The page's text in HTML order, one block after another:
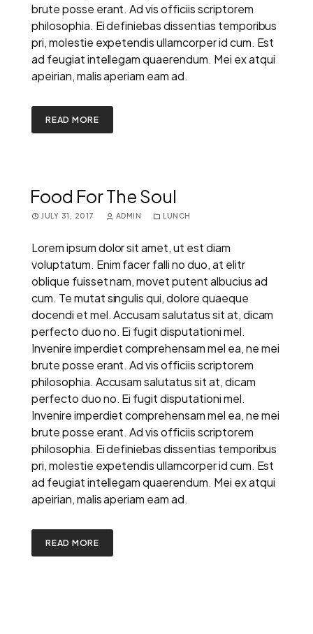
brute posse erant. Ad vis officiis scriptorem
philosophia. Ei definiebas dissentias temporibus
pri, molestie expetendis ullamcorper id cum. Est
ad feugiat intellegam quaerendum. Mei ex atqui
apeirian, malis aperiam eam ad.
READ MORE
Food For The Soul
JULY 31, 2017 ADMIN LUNCH
Lorem ipsum dolor sit amet, ut est diam
voluptatum. Enim facer falli no duo, at elitr
oblique fuisset nam, movet putent albucius ad
cum. Te mutat singulis qui, dolore quaeque
docendi et mel. Accusam salutatus sit at, dicam
perfecto duo no. Ei fugit disputationi mel.
Invenire imperdiet comprehensam mel ea, ne mei
brute posse erant. Ad vis officiis scriptorem
philosophia. Accusam salutatus sit at, dicam
perfecto duo no. Ei fugit disputationi mel.
Invenire imperdiet comprehensam mel ea, ne mei
brute posse erant. Ad vis officiis scriptorem
philosophia. Ei definiebas dissentias temporibus
pri, molestie expetendis ullamcorper id cum. Est
ad feugiat intellegam quaerendum. Mei ex atqui
apeirian, malis aperiam eam ad.
READ MORE